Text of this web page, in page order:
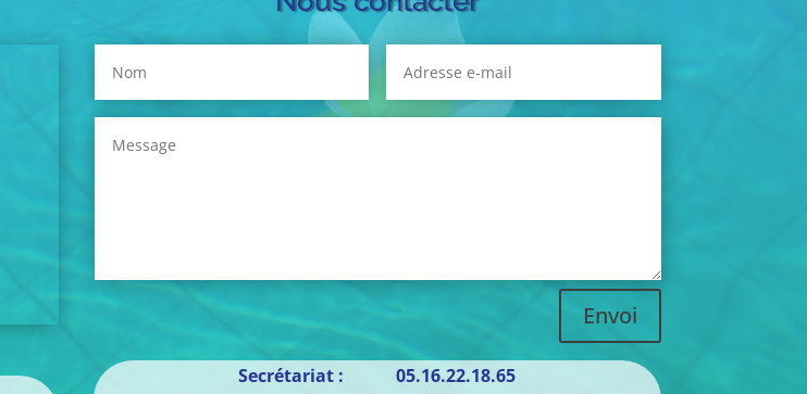
Envoi
Secrétariat : 05.16.22.18.65